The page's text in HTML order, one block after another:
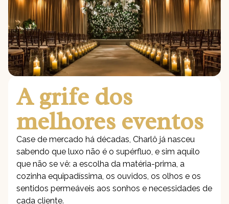
A grife dos
melhores eventos
Case de mercado há décadas, Charlô já nasceu
sabendo que luxo não é o supérfluo, e sim aquilo
que não se vê: a escolha da matéria-prima, a
cozinha equipadíssima, os ouvidos, os olhos e os
sentidos permeáveis aos sonhos e necessidades de
cada cliente.